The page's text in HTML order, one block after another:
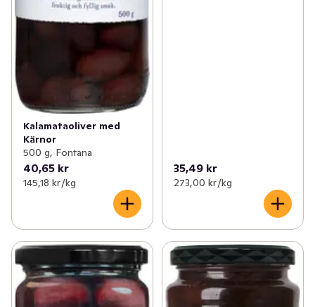
Kalamataoliver med
Kärnor
500 g, Fontana
40,65 kr
145,18 kr /kg
35,49 kr
273,00 kr /kg